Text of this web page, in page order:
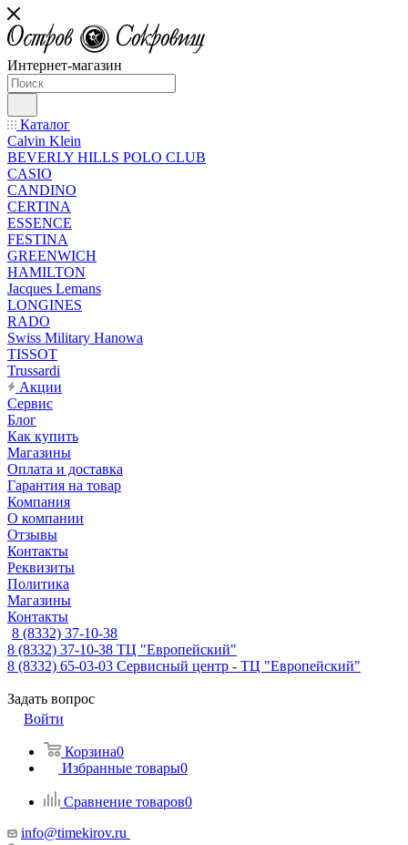
Интернет-магазин
Каталог
Calvin Klein
BEVERLY HILLS POLO CLUB
CASIO
CANDINO
CERTINA
ESSENCE
FESTINA
GREENWICH
HAMILTON
Jacques Lemans
LONGINES
RADO
Swiss Military Hanowa
TISSOT
Trussardi
Акции
Сервис
Блог
Как купить
Магазины
Оплата и доставка
Гарантия на товар
Компания
О компании
Отзывы
Контакты
Реквизиты
Политика
Магазины
Контакты
8 (8332) 37-10-38
8 (8332) 37-10-38 ТЦ "Европейский"
8 (8332) 65-03-03 Сервисный центр - ТЦ "Европейский"
Задать вопрос
Войти
Корзина0
Избранные товары0
Сравнение товаров0
info@timekirov.ru